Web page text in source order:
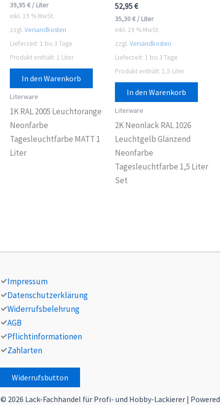
39,95€ / Liter
inkl. 19 % MwSt.
zzgl. Versandkosten
Lieferzeit: 1 bis 3 Tage
Produkt enthält: 1 Liter
In den Warenkorb
Literware
1K RAL 2005 Leuchtorange
Neonfarbe
Tagesleuchtfarbe MATT 1
Liter
52,95€
35,30€ / Liter
inkl. 19 % MwSt.
zzgl. Versandkosten
Lieferzeit: 1 bis 3 Tage
Produkt enthält: 1,5 Liter
In den Warenkorb
Literware
2K Neonlack RAL 1026
Leuchtgelb Glänzend
Neonfarbe
Tagesleuchtfarbe 1,5 Liter
Set
Impressum
Datenschutzerklärung
Widerrufsbelehrung
AGB
Pflichtinformationen
Zahlarten
Widerrufsbutton
© 2026 Lack-Fachhandel für Profi- und Hobby-Lackierer | Powered